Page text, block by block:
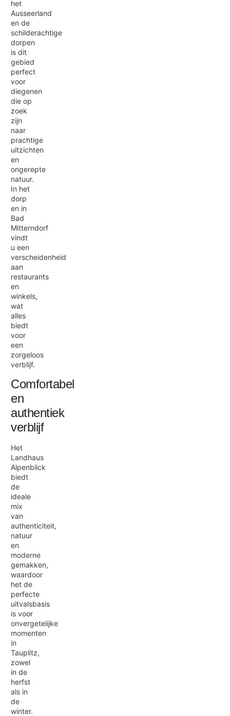
het
Ausseerland
en de
schilderachtige
dorpen
is dit
gebied
perfect
voor
diegenen
die op
zoek
zijn
naar
prachtige
uitzichten
en
ongerepte
natuur.
In het
dorp
en in
Bad
Mitterndorf
vindt
u een
verscheidenheid
aan
restaurants
en
winkels,
wat
alles
biedt
voor
een
zorgeloos
verblijf.
Comfortabel
en
authentiek
verblijf
Het
Landhaus
Alpenblick
biedt
de
ideale
mix
van
authenticiteit,
natuur
en
moderne
gemakken,
waardoor
het de
perfecte
uitvalsbasis
is voor
onvergetelijke
momenten
in
Tauplitz,
zowel
in de
herfst
als in
de
winter.